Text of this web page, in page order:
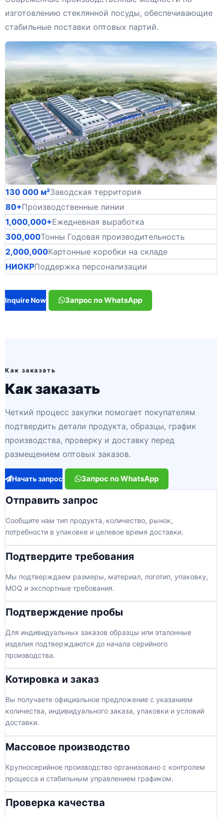
изготовлению стеклянной посуды, обеспечивающие
стабильные поставки оптовых партий.
130 000 м²Заводская территория
80+Производственные линии
1,000,000+Ежедневная выработка
300,000Тонны Годовая производительность
2,000,000Картонные коробки на складе
НИОКРПоддержка персонализации
Inquire Now Запрос по WhatsApp
Как заказать
Как заказать
Четкий процесс закупки помогает покупателям
подтвердить детали продукта, образцы, график
производства, проверку и доставку перед
размещением оптовых заказов.
Начать запрос Запрос по WhatsApp
Отправить запрос
Сообщите нам тип продукта, количество, рынок,
потребности в упаковке и целевое время доставки.
Подтвердите требования
Мы подтверждаем размеры, материал, логотип, упаковку,
MOQ и экспортные требования.
Подтверждение пробы
Для индивидуальных заказов образцы или эталонные
изделия подтверждаются до начала серийного
производства.
Котировка и заказ
Вы получаете официальное предложение с указанием
количества, индивидуального заказа, упаковки и условий
доставки.
Массовое производство
Крупносерийное производство организовано с контролем
процесса и стабильным управлением графиком.
Проверка качества